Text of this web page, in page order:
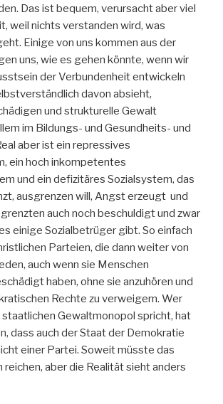
Das ist bequem, verursacht aber viel
weil nichts verstanden wird, was
Einige von uns kommen aus der
uns, wie es gehen könnte, wenn wir
der Verbundenheit entwickeln
davon absieht,
und strukturelle Gewalt
im Bildungs- und Gesundheits- und
aber ist ein repressives
ein hoch inkompetentes
und ein defizitäres Sozialsystem, das
ausgrenzen will, Angst erzeugt und
auch noch beschuldigt und zwar
einige Sozialbetrüger gibt. So einfach
Parteien, die dann weiter von
auch wenn sie Menschen
haben, ohne sie anzuhören und
Rechte zu verweigern. Wer
staatlichen Gewaltmonopol spricht, hat
dass auch der Staat der Demokratie
einer Partei. Soweit müsste das
reichen, aber die Realität sieht anders